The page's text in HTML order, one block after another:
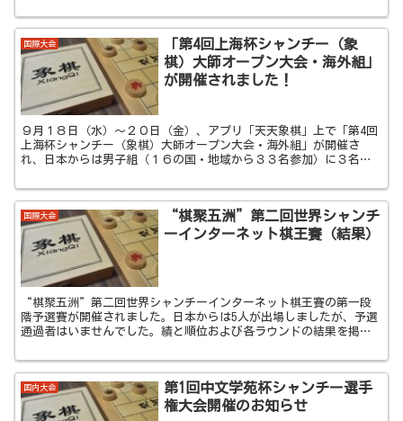
国際大会
「第4回上海杯シャンチー（象
棋）大師オープン大会・海外組」
が開催されました！
９月１８日（水）～２０日（金）、アプリ「天天象棋」上で「第4回
上海杯シャンチー（象棋）大師オープン大会・海外組」が開催さ
れ、日本からは男子組（１６の国・地域から３３名参加）に３名の
国際大会
“棋聚五洲”第二回世界シャンチ
ーインターネット棋王賽（結果）
“棋聚五洲”第二回世界シャンチーインターネット棋王賽の第一段
階予選賽が開催されました。日本からは5人が出場しましたが、予選
通過者はいませんでした。績と順位および各ラウンドの結果を掲載
国内大会
第1回中文学苑杯シャンチー選手
権大会開催のお知らせ